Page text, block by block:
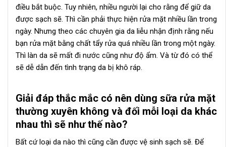
điều bắt buộc. Tuy nhiên, nhiều người lại cho rằng để giữ da
được sạch sẽ. Thì cần phải thực hiện rửa mặt nhiều lần trong
ngày. Nhưng theo các chuyên gia da liễu nhận định rằng nếu
bạn rửa mặt bằng chất tẩy rửa quá nhiều lần trong một ngày.
Thì làn da sẽ mất đi nước cũng như độ ẩm. Và từ đó có thể
sẽ dễ dẫn đến tình trạng da bị khô ráp.
Giải đáp thắc mắc có nên dùng sữa rửa mặt
thường xuyên không và đối mỗi loại da khác
nhau thì sẽ như thế nào?
Bất cứ loại da nào thì cũng cần được vệ sinh sạch sẽ. Để